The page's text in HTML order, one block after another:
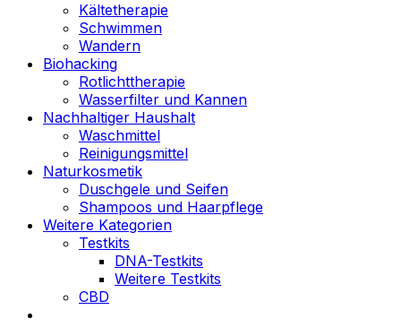
Kältetherapie
Schwimmen
Wandern
Biohacking
Rotlichttherapie
Wasserfilter und Kannen
Nachhaltiger Haushalt
Waschmittel
Reinigungsmittel
Naturkosmetik
Duschgele und Seifen
Shampoos und Haarpflege
Weitere Kategorien
Testkits
DNA-Testkits
Weitere Testkits
CBD